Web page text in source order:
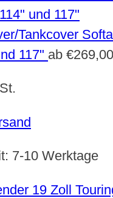
Tankcover
117" ab €269,00
7-10 Werktage